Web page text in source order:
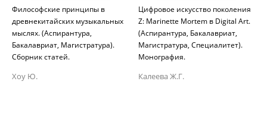
Философские принципы в
древнекитайских музыкальных
мыслях. (Аспирантура,
Бакалавриат, Магистратура).
Сборник статей.
Хоу Ю.
Цифровое искусство поколения
Z: Marinette Mortem в Digital Art.
(Аспирантура, Бакалавриат,
Магистратура, Специалитет).
Монография.
Калеева Ж.Г.